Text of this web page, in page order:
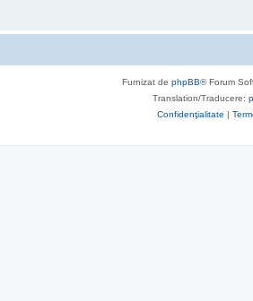
Furnizat de phpBB® Forum
Translation/Traducere:
Confidenţialitate |